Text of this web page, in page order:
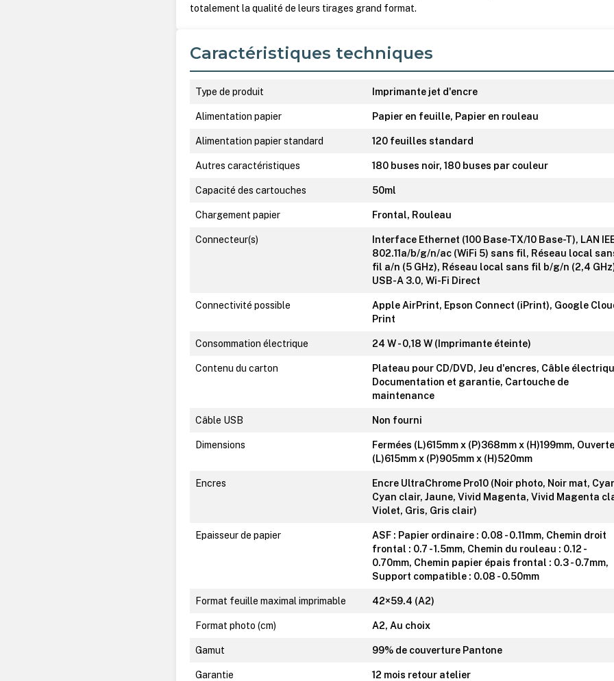
totalement la qualité de leurs tirages grand format.
Caractéristiques techniques
Type de produit Imprimante jet d'encre
Alimentation papier Papier en feuille, Papier en rouleau
Alimentation papier standard 120 feuilles standard
Autres caractéristiques 180 buses noir, 180 buses par couleur
Capacité des cartouches 50ml
Chargement papier Frontal, Rouleau
Connecteur(s)
Interface Ethernet (100 Base-TX/10 Base-T), LAN
802.11a/b/g/n/ac (WiFi 5) sans fil, Réseau local
fil a/n (5 GHz), Réseau local sans fil b/g/n (2,4
USB-A 3.0, Wi-Fi Direct
Connectivité possible
Apple AirPrint, Epson Connect (iPrint), Google
Print
Consommation électrique 24 W - 0,18 W (Imprimante éteinte)
Contenu du carton
Plateau pour CD/DVD, Jeu d'encres, Câble
Documentation et garantie, Cartouche de
maintenance
Câble USB Non fourni
Dimensions
Fermées (L)615mm x (P)368mm x (H)199mm,
(L)615mm x (P)905mm x (H)520mm
Encres
Encre UltraChrome Pro10 (Noir photo, Noir mat,
Cyan clair, Jaune, Vivid Magenta, Vivid Magenta
Violet, Gris, Gris clair)
Epaisseur de papier
ASF : Papier ordinaire : 0.08 - 0.11mm, Chemin droit
frontal : 0.7 - 1.5mm, Chemin du rouleau : 0.12 -
0.70mm, Chemin papier épais frontal : 0.3 - 0.7mm,
Support compatible : 0.08 - 0.50mm
Format feuille maximal imprimable 42×59.4 (A2)
Format photo (cm) A2, Au choix
Gamut 99% de couverture Pantone
Garantie 12 mois retour atelier